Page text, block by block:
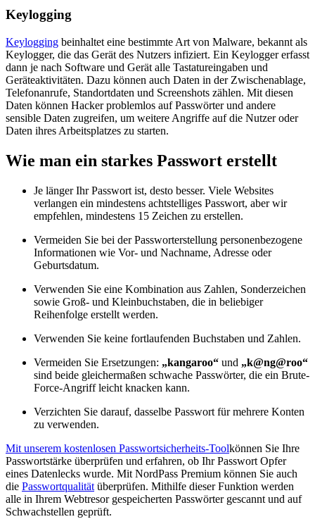
Keylogging
Keylogging beinhaltet eine bestimmte Art von Malware, bekannt als
Keylogger, die das Gerät des Nutzers infiziert. Ein Keylogger erfasst
dann je nach Software und Gerät alle Tastatureingaben und
Geräteaktivitäten. Dazu können auch Daten in der Zwischenablage,
Telefonanrufe, Standortdaten und Screenshots zählen. Mit diesen
Daten können Hacker problemlos auf Passwörter und andere
sensible Daten zugreifen, um weitere Angriffe auf die Nutzer oder
Daten ihres Arbeitsplatzes zu starten.
Wie man ein starkes Passwort erstellt
Je länger Ihr Passwort ist, desto besser. Viele Websites
verlangen ein mindestens achtstelliges Passwort, aber wir
empfehlen, mindestens 15 Zeichen zu erstellen.
Vermeiden Sie bei der Passworterstellung personenbezogene
Informationen wie Vor- und Nachname, Adresse oder
Geburtsdatum.
Verwenden Sie eine Kombination aus Zahlen, Sonderzeichen
sowie Groß- und Kleinbuchstaben, die in beliebiger
Reihenfolge erstellt werden.
Verwenden Sie keine fortlaufenden Buchstaben und Zahlen.
Vermeiden Sie Ersetzungen: „kangaroo“ und „k@ng@roo“
sind beide gleichermaßen schwache Passwörter, die ein Brute-
Force-Angriff leicht knacken kann.
Verzichten Sie darauf, dasselbe Passwort für mehrere Konten
zu verwenden.
Mit unserem kostenlosen Passwortsicherheits-Toolkönnen Sie Ihre
Passwortstärke überprüfen und erfahren, ob Ihr Passwort Opfer
eines Datenlecks wurde. Mit NordPass Premium können Sie auch
die Passwortqualität überprüfen. Mithilfe dieser Funktion werden
alle in Ihrem Webtresor gespeicherten Passwörter gescannt und auf
Schwachstellen geprüft.